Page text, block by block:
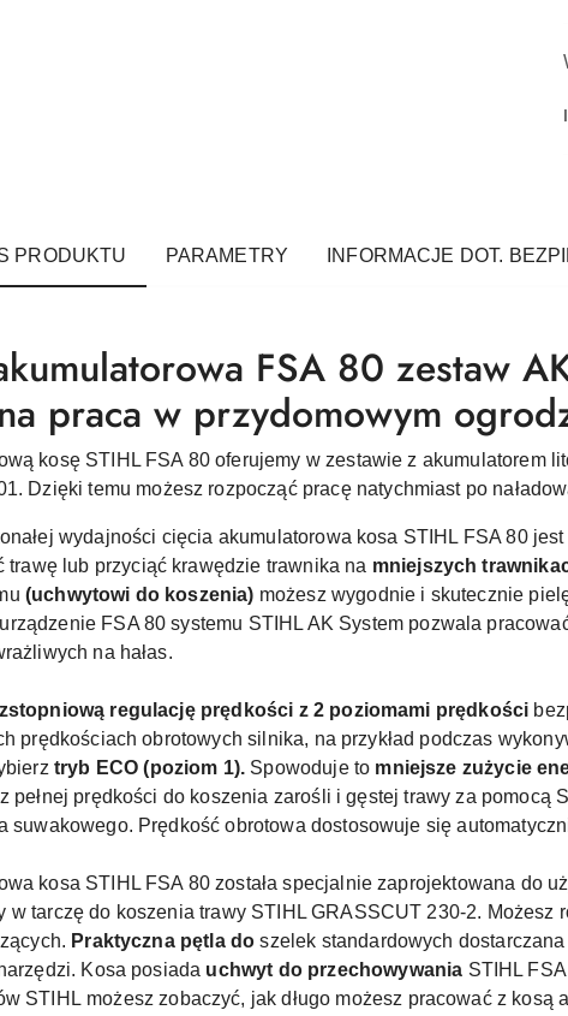
PRODUKTU PARAMETRY INFORMACJE DOT.
FSA 80 zestaw
praca w przydomowym
kosę STIHL FSA 80 oferujemy w zestawie z akumulatorem
Dzięki temu możesz rozpocząć pracę natychmiast po
wydajności cięcia akumulatorowa kosa STIHL FSA 80 jest
trawę lub przyciąć krawędzie trawnika na mniejszych
(uchwytowi do koszenia) możesz wygodnie i skutecznie
urządzenie FSA 80 systemu STIHL AK System pozwala
na hałas.
regulację prędkości z 2 poziomami prędkości
prędkościach obrotowych silnika, na przykład podczas
tryb ECO (poziom 1). Spowoduje to mniejsze zużycie
pełnej prędkości do koszenia zarośli i gęstej trawy za pomocą
suwakowego. Prędkość obrotowa dostosowuje się
kosa STIHL FSA 80 została specjalnie zaprojektowana do
w tarczę do koszenia trawy STIHL GRASSCUT 230-2.
Praktyczna pętla do szelek standardowych
Kosa posiada uchwyt do przechowywania STIHL
STIHL możesz zobaczyć, jak długo możesz pracować z kosą